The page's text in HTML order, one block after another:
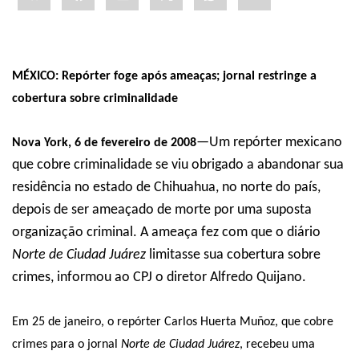
MÉXICO: Repórter foge após ameaças; jornal restringe a
cobertura sobre criminalidade
Nova York, 6 de fevereiro de 2008—Um repórter mexicano
que cobre criminalidade se viu obrigado a abandonar sua
residência no estado de Chihuahua, no norte do país,
depois de ser ameaçado de morte por uma suposta
organização criminal. A ameaça fez com que o diário
Norte de Ciudad Juárez limitasse sua cobertura sobre
crimes, informou ao CPJ o diretor Alfredo Quijano.
Em 25 de janeiro, o repórter Carlos Huerta Muñoz, que cobre
crimes para o jornal Norte de Ciudad Juárez, recebeu uma